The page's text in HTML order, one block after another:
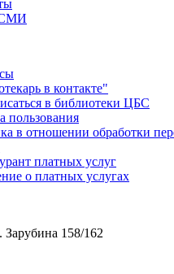
в контакте"
в библиотеки ЦБС
пользования
в отношении обработки
платных услуг
о платных услугах
Зарубина 158/162